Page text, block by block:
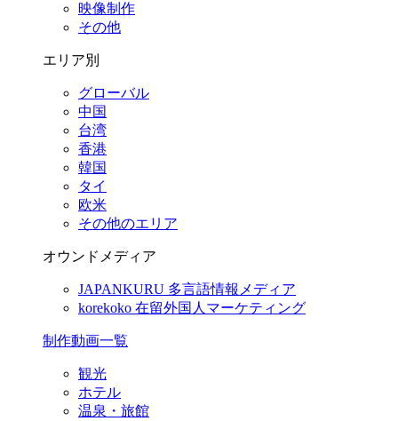
映像制作
その他
エリア別
グローバル
中国
台湾
香港
韓国
タイ
欧米
その他のエリア
オウンドメディア
JAPANKURU 多言語情報メディア
korekoko 在留外国人マーケティング
制作動画一覧
観光
ホテル
温泉・旅館